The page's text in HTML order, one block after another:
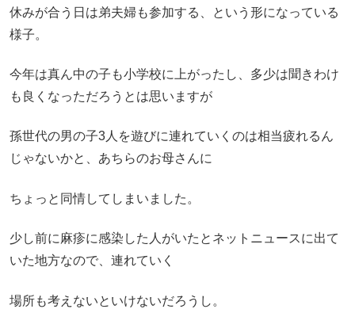
休みが合う日は弟夫婦も参加する、という形になっている
様子。
今年は真ん中の子も小学校に上がったし、多少は聞きわけ
も良くなっただろうとは思いますが
孫世代の男の子3人を遊びに連れていくのは相当疲れるん
じゃないかと、あちらのお母さんに
ちょっと同情してしまいました。
少し前に麻疹に感染した人がいたとネットニュースに出て
いた地方なので、連れていく
場所も考えないといけないだろうし。